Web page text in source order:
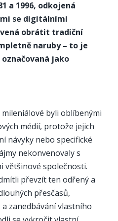
a 1996, odkojená
se digitálními
obrátit tradiční
naruby – to je
jako
byli oblíbenými
médií, protože jejich
návyky nebo specifické
nekonvenovaly s
většinové společnosti.
převzít ten odřený a
přesčasů,
zanedbávání vlastního